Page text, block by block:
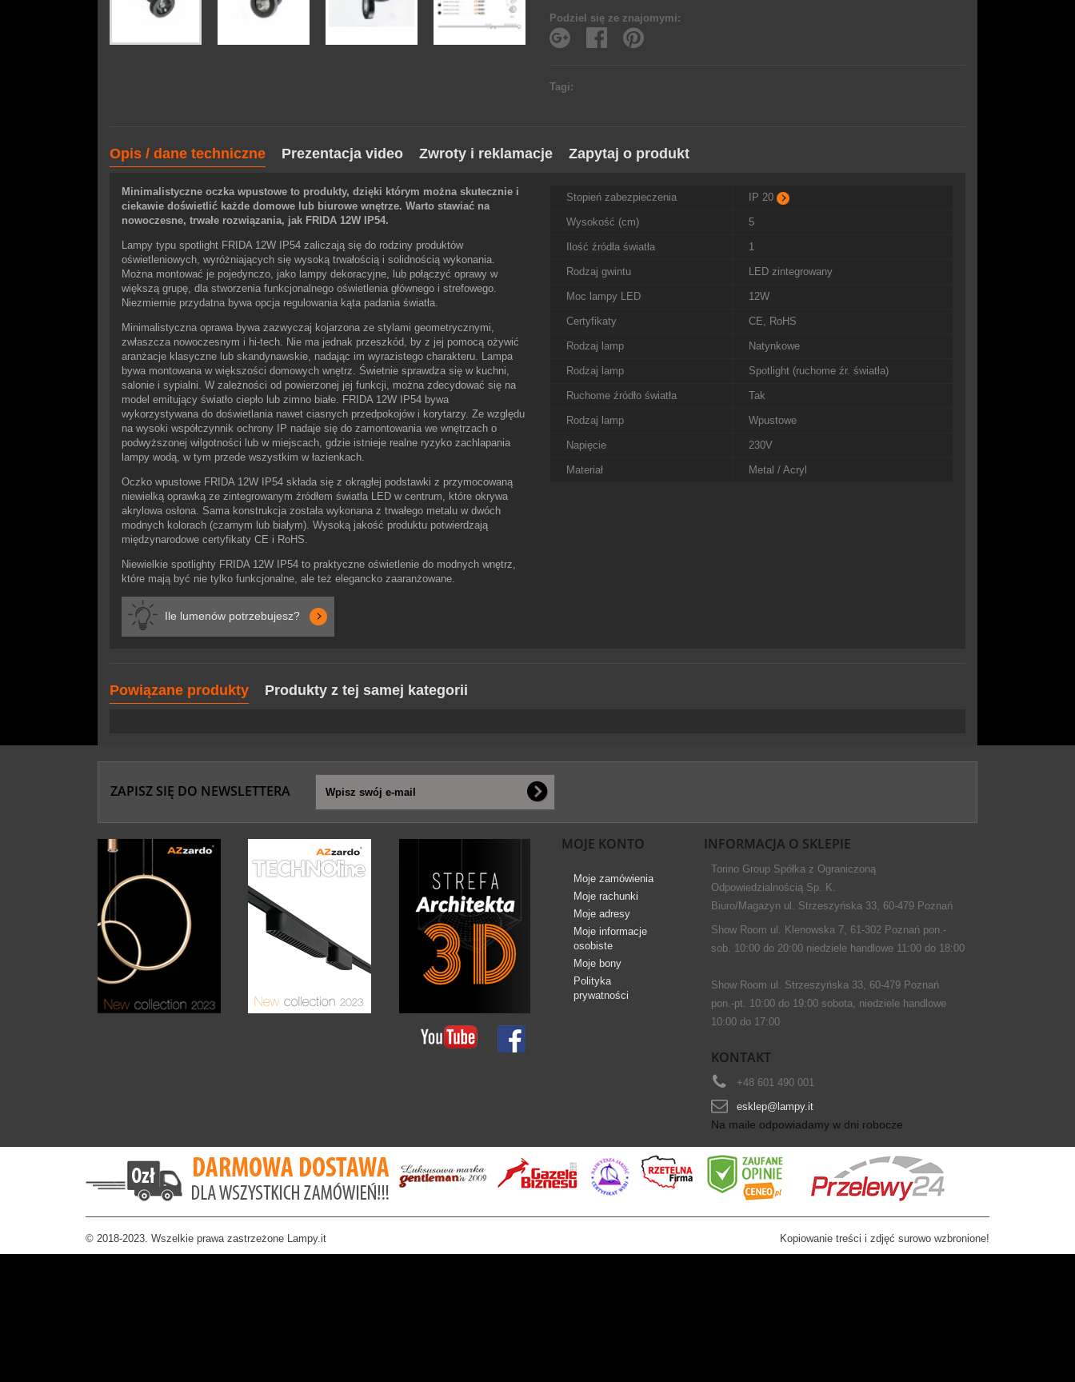
Podziel się ze znajomymi:
Tagi:
Opis / dane techniczne Prezentacja video Zwroty i reklamacje Zapytaj o produkt
Minimalistyczne oczka wpustowe to produkty, dzięki którym można skutecznie i
ciekawie doświetlić każde domowe lub biurowe wnętrze. Warto stawiać na
nowoczesne, trwałe rozwiązania, jak FRIDA 12W IP54.
Lampy typu spotlight FRIDA 12W IP54 zaliczają się do rodziny produktów
oświetleniowych, wyróżniających się wysoką trwałością i solidnością wykonania.
Można montować je pojedynczo, jako lampy dekoracyjne, lub połączyć oprawy w
większą grupę, dla stworzenia funkcjonalnego oświetlenia głównego i strefowego.
Niezmiernie przydatna bywa opcja regulowania kąta padania światła.
Minimalistyczna oprawa bywa zazwyczaj kojarzona ze stylami geometrycznymi,
zwłaszcza nowoczesnym i hi-tech. Nie ma jednak przeszkód, by z jej pomocą ożywić
aranżacje klasyczne lub skandynawskie, nadając im wyrazistego charakteru. Lampa
bywa montowana w większości domowych wnętrz. Świetnie sprawdza się w kuchni,
salonie i sypialni. W zależności od powierzonej jej funkcji, można zdecydować się na
model emitujący światło ciepło lub zimno białe. FRIDA 12W IP54 bywa
wykorzystywana do doświetlania nawet ciasnych przedpokojów i korytarzy. Ze względu
na wysoki współczynnik ochrony IP nadaje się do zamontowania we wnętrzach o
podwyższonej wilgotności lub w miejscach, gdzie istnieje realne ryzyko zachlapania
lampy wodą, w tym przede wszystkim w łazienkach.
Oczko wpustowe FRIDA 12W IP54 składa się z okrągłej podstawki z przymocowaną
niewielką oprawką ze zintegrowanym źródłem światła LED w centrum, które okrywa
akrylowa osłona. Sama konstrukcja została wykonana z trwałego metalu w dwóch
modnych kolorach (czarnym lub białym). Wysoką jakość produktu potwierdzają
międzynarodowe certyfikaty CE i RoHS.
Niewielkie spotlighty FRIDA 12W IP54 to praktyczne oświetlenie do modnych wnętrz,
które mają być nie tylko funkcjonalne, ale też elegancko zaaranżowane.
Stopień zabezpieczenia IP 20
Wysokość (cm) 5
Ilość źródła światła 1
Rodzaj gwintu LED zintegrowany
Moc lampy LED 12W
Certyfikaty CE, RoHS
Rodzaj lamp Natynkowe
Rodzaj lamp Spotlight (ruchome źr. światła)
Ruchome źródło światła Tak
Rodzaj lamp Wpustowe
Napięcie 230V
Materiał Metal / Acryl
Ile lumenów potrzebujesz?
Powiązane produkty Produkty z tej samej kategorii
ZAPISZ SIĘ DO NEWSLETTERA
MOJE KONTO
Moje zamówienia
Moje rachunki
Moje adresy
Moje informacje
osobiste
Moje bony
Polityka
prywatności
INFORMACJA O SKLEPIE
Torino Group Spółka z Ograniczoną
Odpowiedzialnością Sp. K.
Biuro/Magazyn ul. Strzeszyńska 33, 60-479 Poznań
Show Room ul. Klenowska 7, 61-302 Poznań pon.-
sob. 10:00 do 20:00 niedziele handlowe 11:00 do 18:00
Show Room ul. Strzeszyńska 33, 60-479 Poznań
pon.-pt. 10:00 do 19:00 sobota, niedziele handlowe
10:00 do 17:00
KONTAKT
+48 601 490 001
esklep@lampy.it
Na maile odpowiadamy w dni robocze
© 2018-2023. Wszelkie prawa zastrzeżone Lampy.it Kopiowanie treści i zdjęć surowo wzbronione!